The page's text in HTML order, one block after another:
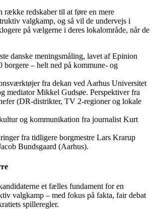
række redskaber til at føre en mere
valgkamp, og så vil de undervejs i
på vælgerne i deres lokalområde, når de
danske meningsmåling, lavet af Epinion
borgere – helt ned på kommune- og
fra dekan ved Aarhus Universitet
mediator Mikkel Gudsøe. Perspektiver fra
(DR-distrikter, TV 2-regioner og lokale
og kommunikation fra journalist Kurt
fra tidligere borgmestre Lars Krarup
Bundsgaard (Aarhus).
et fælles fundament for en
valgkamp – med fokus på fakta, fair debat
spilleregler.